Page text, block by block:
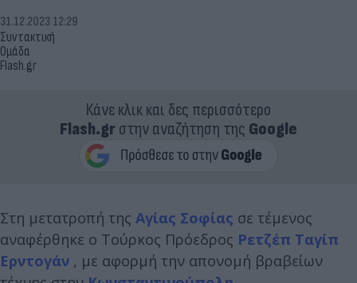
Συντακτική
Ομάδα
Flash.gr
31.12.2023 12:29
Κάνε κλικ και δες περισσότερο
Flash.grστην αναζήτηση της Google
Στη μετατροπή της Αγίας Σοφίας σε τέμενος
αναφέρθηκε ο Τούρκος Πρόεδρος Ρετζέπ Ταγίπ
Ερντογάν , με αφορμή την απονομή βραβείων